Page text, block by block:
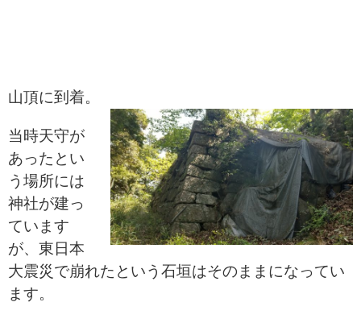
山頂に到着。
当時天守が
あったとい
う場所には
神社が建っ
ています
が、東日本
大震災で崩れたという石垣はそのままになってい
ます。